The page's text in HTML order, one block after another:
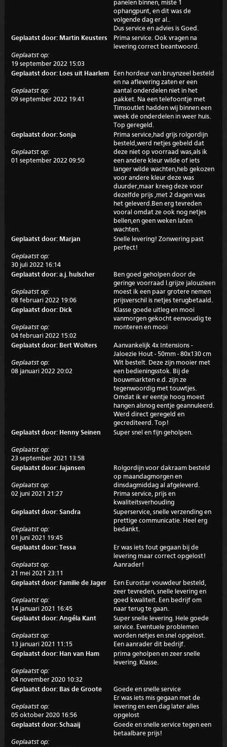
panelen binnen, miste 1
ophangpunt, en dit was de
volgende dag er al..
Dus service en advies is Goed.
Geplaatst door: Martin Keusters
Geplaatst op:
19 september 2022 15:03
Prima service. Ook vragen na
levering correct beantwoord.
Geplaatst door: Loes uit Haarlem
Geplaatst op:
09 september 2022 19:41
Een hordeur van bruynzeel besteld
en na aflevering zaten er een
aantal onderdelen niet in het
pakket. Na een telefoontje met
Timsoutlet hadden wij binnen een
week de onderdelen in weer huis.
Top geregeld.
Geplaatst door: Sonja
Geplaatst op:
01 september 2022 09:50
Prima service,had grijs rolgordijn
besteld,werd netjes gebeld dat
deze niet op voorraad was,als ik
een andere kleur wilde of iets
langer wilde wachten,heb gekozen
voor andere kleur deze was
duurder,maar kreeg deze voor
dezelfde prijs ,met 2 dagen was
het geleverd.Ben erg tevreden
vooral omdat ze ook nog netjes
bellen,en geen weken laten
wachten.
Geplaatst door: Marjan
Geplaatst op:
30 juli 2022 16:14
Snelle levering! Zonwering past
perfect!
Geplaatst door: a.j. hulscher
Geplaatst op:
08 februari 2022 19:06
Ben goed geholpen door de
geringe voorraad l.grijze jalouzieen
moest ik een paar grotere nemen
prijsverschil is netjes terugbetaald.
Geplaatst door: Dick
Geplaatst op:
04 februari 2022 15:02
Klasse goede uitleg en mooi
vanmorgen gekocht eenvoudig te
monteren en mooi
Geplaatst door: Bert Wolters
Geplaatst op:
08 januari 2022 20:02
Aanvankelijk 4x Intensions -
Jaloezie Hout - 50mm - 80x130 cm
Wit bestelt. Deze zijn mooier met
een bedieningsstok. Bij de
bouwmarkten e.d. zijn ze
tegenwoordig met touwtjes.
Omdat ik er eentje hoog moest
hangen alsnog eentje geannuleerd.
Werd direct geregeld en
gecrediteerd. Top!
Geplaatst door: Henny Seinen
Geplaatst op:
23 september 2021 13:58
Super snel en fijn geholpen.
Geplaatst door: Jajansen
Geplaatst op:
02 juni 2021 21:27
Rolgordijn voor dakraam besteld
op maandagmorgen en
dinsdagmiddag al afgeleverd.
Prima service, prijs en
kwaliteitsverhouding
Geplaatst door: Sandra
Geplaatst op:
01 juni 2021 19:45
Superservice, snelle verzending en
prettige communicatie. Heel erg
bedankt.
Geplaatst door: Tessa
Geplaatst op:
21 mei 2021 23:11
Er was iets fout gegaan bij de
levering maar correct opgelost!
Aanrader!
Geplaatst door: Familie de Jager
Geplaatst op:
14 januari 2021 16:45
Een Eurostar vouwdeur besteld,
zeer tevreden, snelle levering en
goed kwaliteit. Een bedrijf om
naar terug te gaan.
Geplaatst door: Angéla Kant
Geplaatst op:
13 januari 2021 11:15
Super snelle levering. Hele goede
service. Eventuele problemen
worden netjes en snel opgelost.
Een aanrader dit bedrijf.
Geplaatst door: Han van Ham
Geplaatst op:
04 november 2020 10:32
prima geholpen en zeer snelle
levering. Klasse.
Geplaatst door: Bas de Groote
Geplaatst op:
05 oktober 2020 16:56
Goede en snelle service
Er was iets mis gegaan met de
levering en een dag later alles
opgelost
Geplaatst door: Schaaij
Geplaatst op:
Goede en snelle service tegen een
betaalbare prijs!